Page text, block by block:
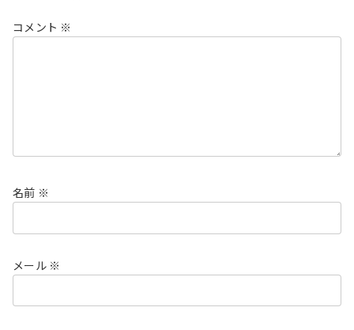
コメント ※
名前 ※
メール ※